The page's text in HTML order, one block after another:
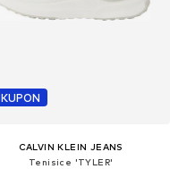
KUPON
CALVIN KLEIN JEANS
Tenisice 'TYLER'